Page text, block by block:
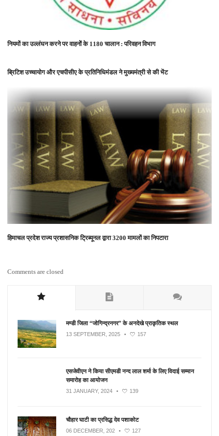
नियमों का उल्लंघन करने पर वाहनोें के 1180 चालान : परिवहन विभाग
ब्रिटिश उच्चायोग और एचपीसीए के प्रतिनिधिमंडल ने मुख्यमंत्री से की भेंट
हिमाचल प्रदेश राज्य प्रशासनिक ट्रिब्यूनल द्वारा 3200 मामलों का निपटारा
Comments are closed
मण्डी जिला “जोगिन्द्रनगर” के अनदेखे प्राकृतिक स्थल
13 SEPTEMBER, 2025 • 157
एसजेवीएन ने किया सीएमडी नन्‍द लाल शर्मा के लिए विदाई सम्मान
समारोह का आयोजन
31 JANUARY, 2024 • 139
चौहार घाटी का प्रसिद्ध देव पशाकोट
06 DECEMBER, 202 • 127